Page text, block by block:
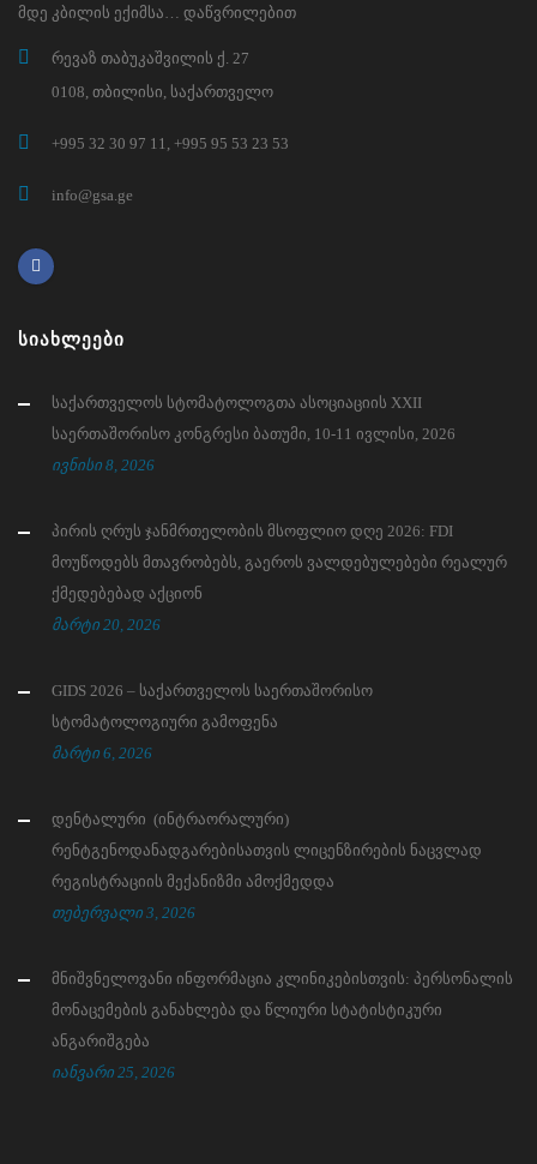
მდე კბილის ექიმსა… დაწვრილებით
რევაზ თაბუკაშვილის ქ. 27
0108, თბილისი, საქართველო
+995 32 30 97 11, +995 95 53 23 53
info@gsa.ge
ᲡᲘᲐᲮᲚᲔᲔᲑᲘ
საქართველოს სტომატოლოგთა ასოციაციის XXII
საერთაშორისო კონგრესი ბათუმი, 10-11 ივლისი, 2026
ივნისი 8, 2026
პირის ღრუს ჯანმრთელობის მსოფლიო დღე 2026: FDI
მოუწოდებს მთავრობებს, გაეროს ვალდებულებები რეალურ
ქმედებებად აქციონ
მარტი 20, 2026
GIDS 2026 – საქართველოს საერთაშორისო
სტომატოლოგიური გამოფენა
მარტი 6, 2026
დენტალური (ინტრაორალური)
რენტგენოდანადგარებისათვის ლიცენზირების ნაცვლად
რეგისტრაციის მექანიზმი ამოქმედდა
თებერვალი 3, 2026
მნიშვნელოვანი ინფორმაცია კლინიკებისთვის: პერსონალის
მონაცემების განახლება და წლიური სტატისტიკური
ანგარიშგება
იანვარი 25, 2026